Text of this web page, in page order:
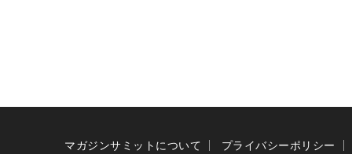
マガジンサミットについて プライバシーポリシー